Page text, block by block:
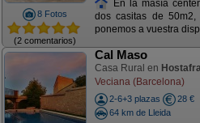
8 Fotos
(2 comentarios)
En la masía
dos casitas de
ponemos a vuestra
Cal Maso
Casa Rural en
Veciana (Barcelona)
2-6+3 plazas
28 €
64 km de Lleida